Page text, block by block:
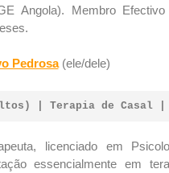
Angola). Membro
Pedrosa(ele/dele)
| Terapia de Casal
licenciado em
essencialmente em